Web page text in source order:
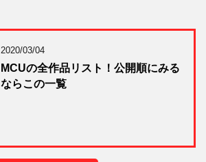
2020/03/04
MCUの全作品リスト！公開順にみる
ならこの一覧